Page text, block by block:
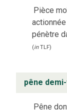
Pièce
pénètre
(inTLF)
pêne
Pêne